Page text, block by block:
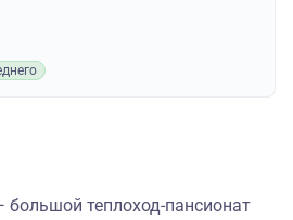
теплоход-пансионат